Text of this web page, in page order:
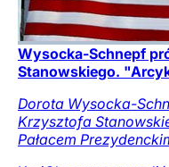
Wysocka-Schnepf
Stanowskiego.
Dorota Wysocka-
Krzysztofa
Pałacem